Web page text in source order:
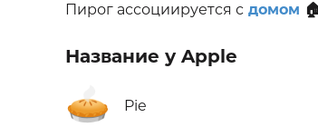
Пирог ассоциируется с домом
Название у Apple
🥧 Pie